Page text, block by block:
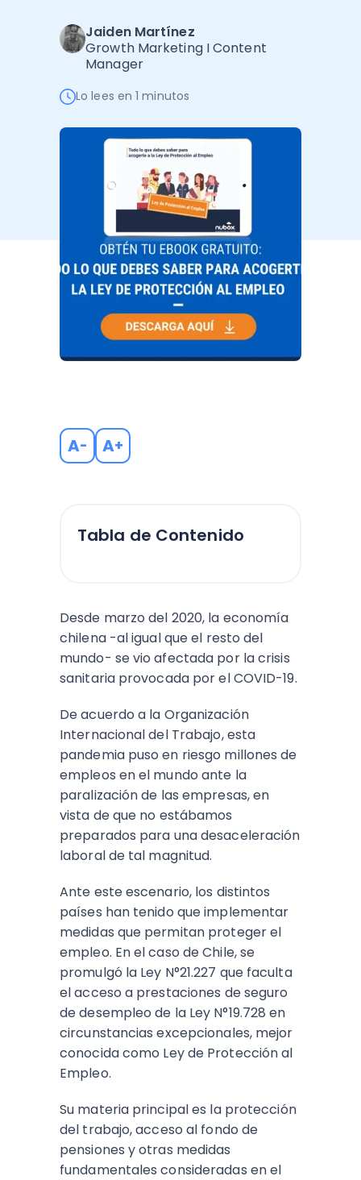
Administración Empresarial
Software Factura y Administración
Jaiden Martínez
Growth Marketing I Content
Manager
Lo lees en 1 minutos
A- A+
Tabla de Contenido
Desde marzo del 2020, la economía
chilena -al igual que el resto del
mundo- se vio afectada por la crisis
sanitaria provocada por el COVID-19.
De acuerdo a la Organización
Internacional del Trabajo, esta
pandemia puso en riesgo millones de
empleos en el mundo ante la
paralización de las empresas, en
vista de que no estábamos
preparados para una desaceleración
laboral de tal magnitud.
Ante este escenario, los distintos
países han tenido que implementar
medidas que permitan proteger el
empleo. En el caso de Chile, se
promulgó la Ley N°21.227 que faculta
el acceso a prestaciones de seguro
de desempleo de la Ley N°19.728 en
circunstancias excepcionales, mejor
conocida como Ley de Protección al
Empleo.
Su materia principal es la protección
del trabajo, acceso al fondo de
pensiones y otras medidas
fundamentales consideradas en el